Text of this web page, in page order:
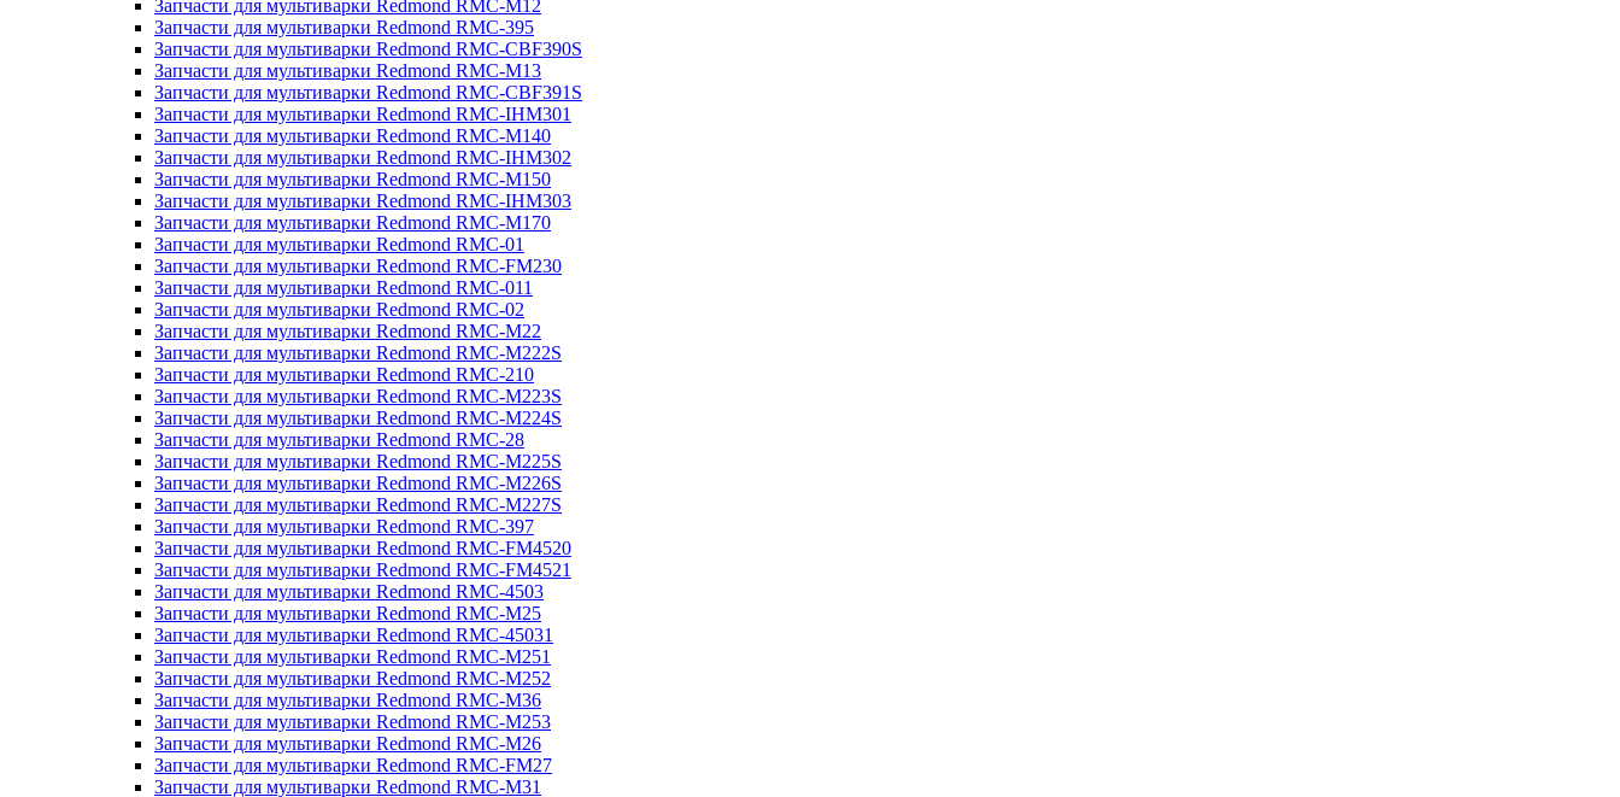
Запчасти для мультиварки Redmond RMC-M12
Запчасти для мультиварки Redmond RMC-395
Запчасти для мультиварки Redmond RMC-CBF390S
Запчасти для мультиварки Redmond RMC-M13
Запчасти для мультиварки Redmond RMC-CBF391S
Запчасти для мультиварки Redmond RMC-IHM301
Запчасти для мультиварки Redmond RMC-M140
Запчасти для мультиварки Redmond RMC-IHM302
Запчасти для мультиварки Redmond RMC-M150
Запчасти для мультиварки Redmond RMC-IHM303
Запчасти для мультиварки Redmond RMC-M170
Запчасти для мультиварки Redmond RMC-01
Запчасти для мультиварки Redmond RMC-FM230
Запчасти для мультиварки Redmond RMC-011
Запчасти для мультиварки Redmond RMC-02
Запчасти для мультиварки Redmond RMC-M22
Запчасти для мультиварки Redmond RMC-M222S
Запчасти для мультиварки Redmond RMC-210
Запчасти для мультиварки Redmond RMC-M223S
Запчасти для мультиварки Redmond RMC-M224S
Запчасти для мультиварки Redmond RMC-28
Запчасти для мультиварки Redmond RMC-M225S
Запчасти для мультиварки Redmond RMC-M226S
Запчасти для мультиварки Redmond RMC-M227S
Запчасти для мультиварки Redmond RMC-397
Запчасти для мультиварки Redmond RMC-FM4520
Запчасти для мультиварки Redmond RMC-FM4521
Запчасти для мультиварки Redmond RMC-4503
Запчасти для мультиварки Redmond RMC-M25
Запчасти для мультиварки Redmond RMC-45031
Запчасти для мультиварки Redmond RMC-M251
Запчасти для мультиварки Redmond RMC-M252
Запчасти для мультиварки Redmond RMC-M36
Запчасти для мультиварки Redmond RMC-M253
Запчасти для мультиварки Redmond RMC-M26
Запчасти для мультиварки Redmond RMC-FM27
Запчасти для мультиварки Redmond RMC-M31